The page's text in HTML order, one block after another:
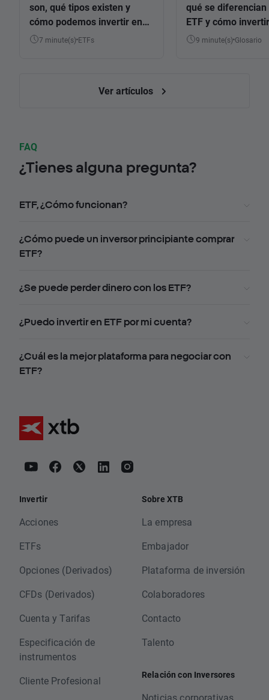
son, qué tipos existen y
cómo podemos invertir en
ellos7 minute(s) ETFs
qué se diferencian
ETF y cómo
9 minute(s) Glosario
Ver artículos
FAQ
¿Tienes alguna pregunta?
ETF, ¿Cómo funcionan?
¿Cómo puede un inversor principiante comprar
ETF?
¿Se puede perder dinero con los ETF?
¿Puedo invertir en ETF por mi cuenta?
¿Cuál es la mejor plataforma para negociar con
ETF?
Invertir
Acciones
ETFs
Opciones (Derivados)
CFDs (Derivados)
Cuenta y Tarifas
Especificación de
instrumentos
Cliente Profesional
Sobre XTB
La empresa
Embajador
Plataforma de inversión
Colaboradores
Contacto
Talento
Relación con Inversores